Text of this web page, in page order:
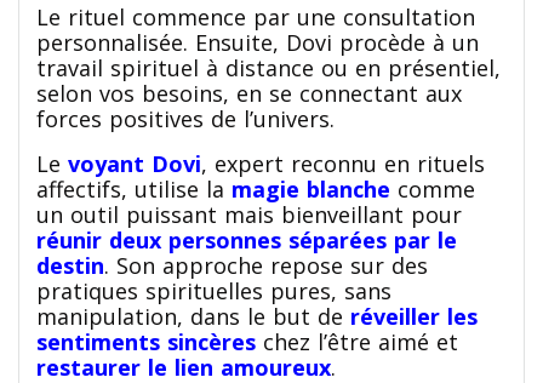
Le rituel commence par une consultation
personnalisée. Ensuite, Dovi procède à un
travail spirituel à distance ou en présentiel,
selon vos besoins, en se connectant aux
forces positives de l’univers.
Le voyant Dovi, expert reconnu en rituels
affectifs, utilise la magie blanche comme
un outil puissant mais bienveillant pour
réunir deux personnes séparées par le
destin. Son approche repose sur des
pratiques spirituelles pures, sans
manipulation, dans le but de réveiller les
sentiments sincères chez l’être aimé et
restaurer le lien amoureux.